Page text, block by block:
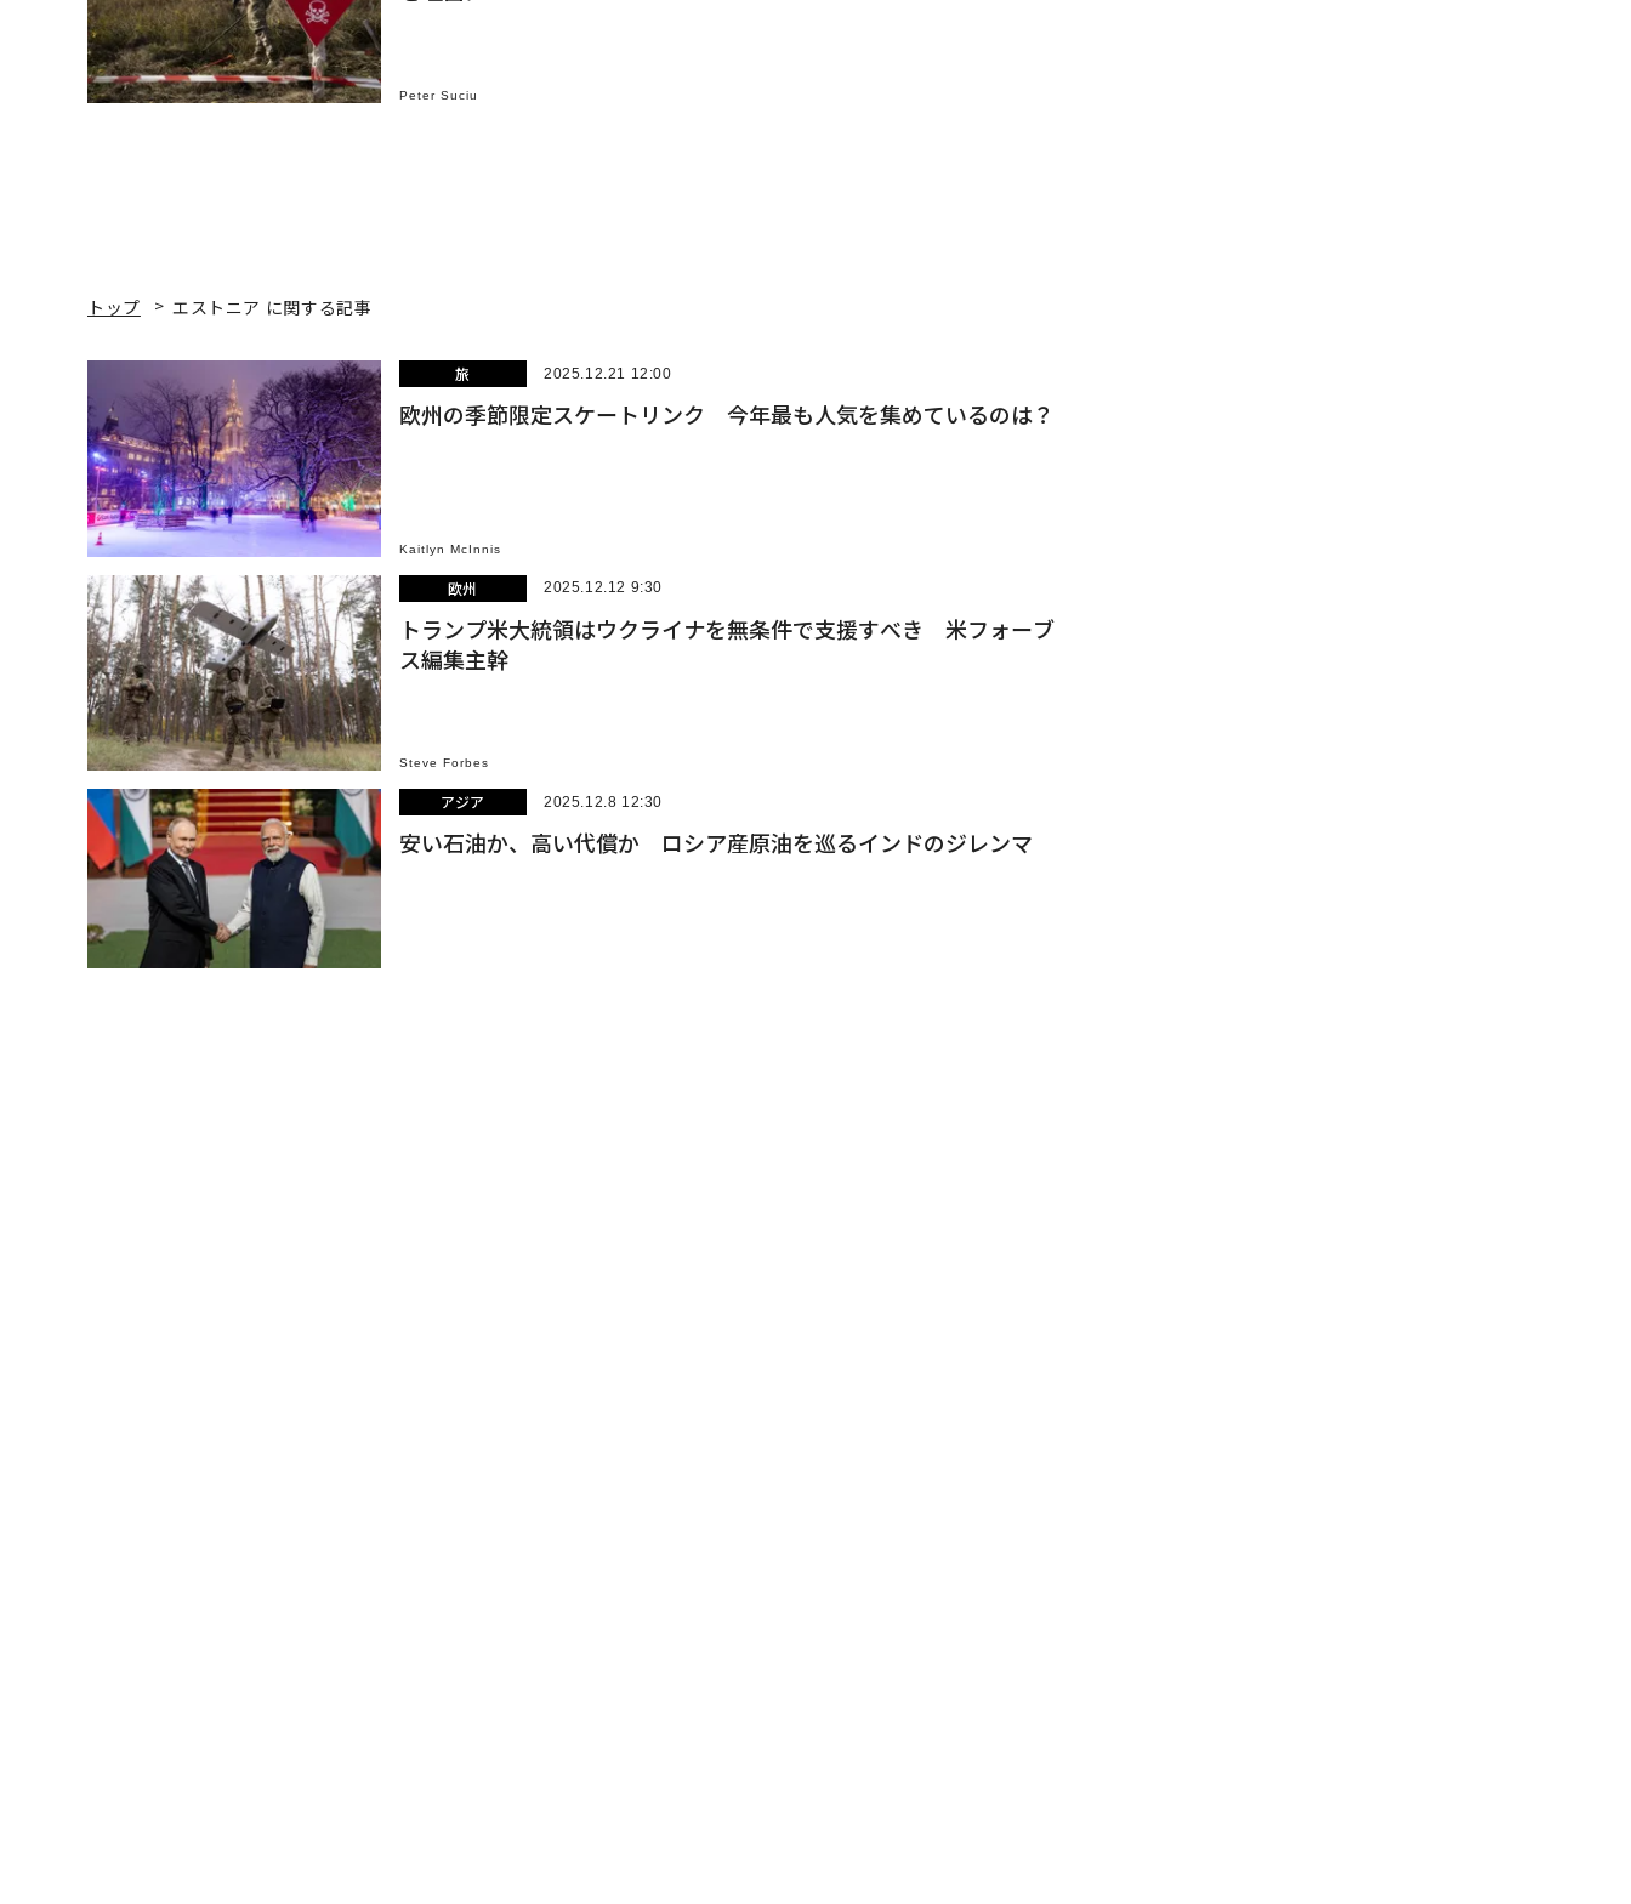
Peter Suciu
トップ エストニア に関する記事
旅 2025.12.21 12:00
欧州の季節限定スケートリンク 今年最も人気を集めているのは？
Kaitlyn McInnis
欧州 2025.12.12 9:30
トランプ米大統領はウクライナを無条件で支援すべき 米フォーブ
ス編集主幹
Steve Forbes
アジア 2025.12.8 12:30
安い石油か、高い代償か ロシア産原油を巡るインドのジレンマ